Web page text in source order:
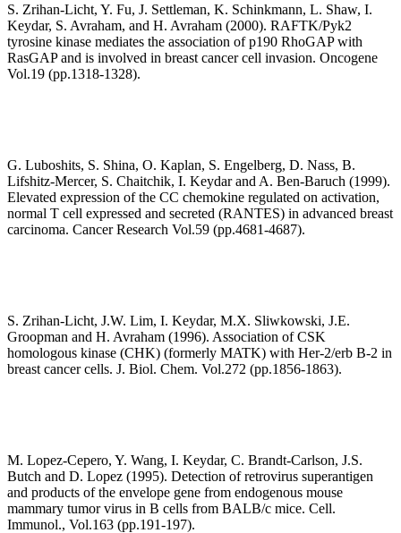
S. Zrihan-Licht, Y. Fu, J. Settleman, K. Schinkmann, L. Shaw, I.
Keydar, S. Avraham, and H. Avraham (2000). RAFTK/Pyk2
tyrosine kinase mediates the association of p190 RhoGAP with
RasGAP and is involved in breast cancer cell invasion. Oncogene
Vol.19 (pp.1318-1328).
G. Luboshits, S. Shina, O. Kaplan, S. Engelberg, D. Nass, B.
Lifshitz-Mercer, S. Chaitchik, I. Keydar and A. Ben-Baruch (1999).
Elevated expression of the CC chemokine regulated on activation,
normal T cell expressed and secreted (RANTES) in advanced breast
carcinoma. Cancer Research Vol.59 (pp.4681-4687).
S. Zrihan-Licht, J.W. Lim, I. Keydar, M.X. Sliwkowski, J.E.
Groopman and H. Avraham (1996). Association of CSK
homologous kinase (CHK) (formerly MATK) with Her-2/erb B-2 in
breast cancer cells. J. Biol. Chem. Vol.272 (pp.1856-1863).
M. Lopez-Cepero, Y. Wang, I. Keydar, C. Brandt-Carlson, J.S.
Butch and D. Lopez (1995). Detection of retrovirus superantigen
and products of the envelope gene from endogenous mouse
mammary tumor virus in B cells from BALB/c mice. Cell.
Immunol., Vol.163 (pp.191-197).